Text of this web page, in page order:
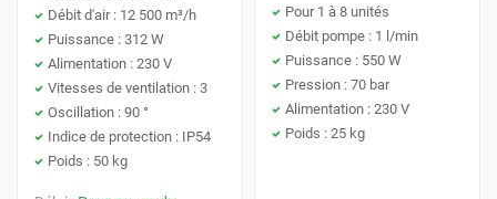
Débit d'air : 12 500 m³/h
Puissance : 312 W
Alimentation : 230 V
Vitesses de ventilation : 3
Oscillation : 90 °
Indice de protection : IP54
Poids : 50 kg
Pour 1 à 8 unités
Débit pompe : 1 l/min
Puissance : 550 W
Pression : 70 bar
Alimentation : 230 V
Poids : 25 kg